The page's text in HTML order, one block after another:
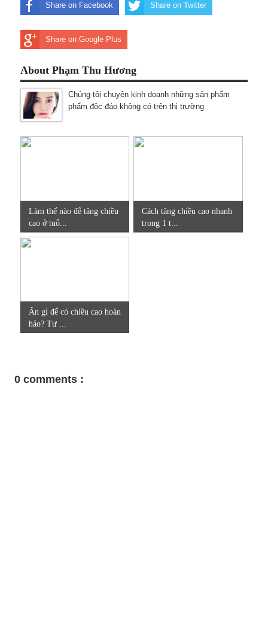
Share on Facebook Share on Twitter
Share on Google Plus
About Phạm Thu Hương
Chúng tôi chuyên kinh doanh những sản phẩm
phẩm độc đáo không có trên thị trường
Làm thế nào để tăng chiều
cao ở tuổ...
Cách tăng chiều cao nhanh
trong 1 t...
Ăn gì để có chiều cao hoàn
hảo? Tư ...
0 comments :